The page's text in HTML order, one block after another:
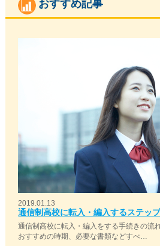
おすすめ記事
2019.01.13
通信制高校に転入・編入するステッ
通信制高校に転入・編入をする手続きの流
おすすめの時期、必要な書類などすべ…